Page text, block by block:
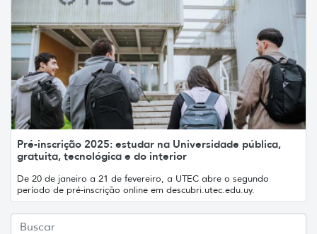
Pré-inscrição 2025: estudar na Universidade pública,
gratuita, tecnológica e do interior
De 20 de janeiro a 21 de fevereiro, a UTEC abre o segundo
período de pré-inscrição online em descubri.utec.edu.uy.